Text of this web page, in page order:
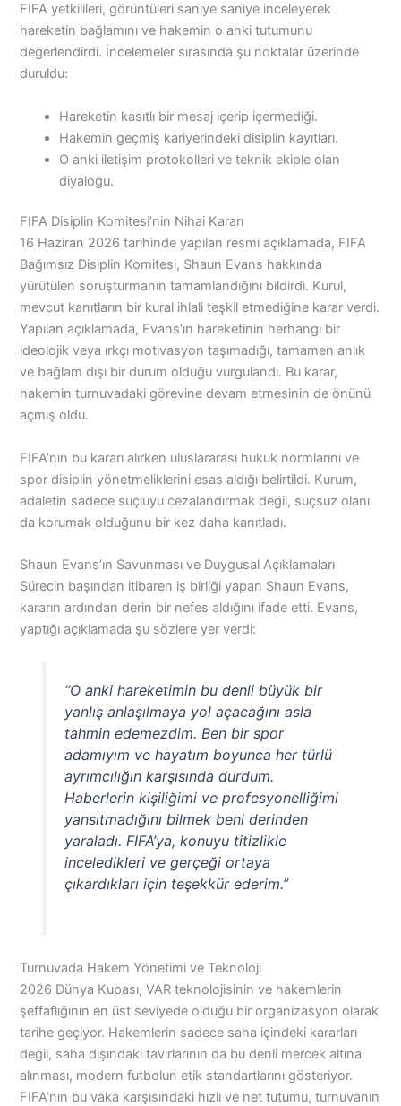
FIFA yetkilileri, görüntüleri saniye saniye inceleyerek
hareketin bağlamını ve hakemin o anki tutumunu
değerlendirdi. İncelemeler sırasında şu noktalar üzerinde
duruldu:
Hareketin kasıtlı bir mesaj içerip içermediği.
Hakemin geçmiş kariyerindeki disiplin kayıtları.
O anki iletişim protokolleri ve teknik ekiple olan
diyaloğu.
FIFA Disiplin Komitesi’nin Nihai Kararı
16 Haziran 2026 tarihinde yapılan resmi açıklamada, FIFA
Bağımsız Disiplin Komitesi, Shaun Evans hakkında
yürütülen soruşturmanın tamamlandığını bildirdi. Kurul,
mevcut kanıtların bir kural ihlali teşkil etmediğine karar verdi.
Yapılan açıklamada, Evans’ın hareketinin herhangi bir
ideolojik veya ırkçı motivasyon taşımadığı, tamamen anlık
ve bağlam dışı bir durum olduğu vurgulandı. Bu karar,
hakemin turnuvadaki görevine devam etmesinin de önünü
açmış oldu.
FIFA’nın bu kararı alırken uluslararası hukuk normlarını ve
spor disiplin yönetmeliklerini esas aldığı belirtildi. Kurum,
adaletin sadece suçluyu cezalandırmak değil, suçsuz olanı
da korumak olduğunu bir kez daha kanıtladı.
Shaun Evans’ın Savunması ve Duygusal Açıklamaları
Sürecin başından itibaren iş birliği yapan Shaun Evans,
kararın ardından derin bir nefes aldığını ifade etti. Evans,
yaptığı açıklamada şu sözlere yer verdi:
“O anki hareketimin bu denli büyük bir
yanlış anlaşılmaya yol açacağını asla
tahmin edemezdim. Ben bir spor
adamıyım ve hayatım boyunca her türlü
ayrımcılığın karşısında durdum.
Haberlerin kişiliğimi ve profesyonelliğimi
yansıtmadığını bilmek beni derinden
yaraladı. FIFA’ya, konuyu titizlikle
inceledikleri ve gerçeği ortaya
çıkardıkları için teşekkür ederim.”
Turnuvada Hakem Yönetimi ve Teknoloji
2026 Dünya Kupası, VAR teknolojisinin ve hakemlerin
şeffaflığının en üst seviyede olduğu bir organizasyon olarak
tarihe geçiyor. Hakemlerin sadece saha içindeki kararları
değil, saha dışındaki tavırlarının da bu denli mercek altına
alınması, modern futbolun etik standartlarını gösteriyor.
FIFA’nın bu vaka karşısındaki hızlı ve net tutumu, turnuvanın